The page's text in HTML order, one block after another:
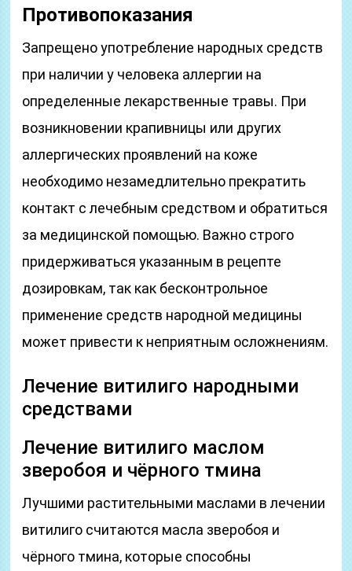
Противопоказания
Запрещено употребление народных средств
при наличии у человека аллергии на
определенные лекарственные травы. При
возникновении крапивницы или других
аллергических проявлений на коже
необходимо незамедлительно прекратить
контакт с лечебным средством и обратиться
за медицинской помощью. Важно строго
придерживаться указанным в рецепте
дозировкам, так как бесконтрольное
применение средств народной медицины
может привести к неприятным осложнениям.
Лечение витилиго народными
средствами
Лечение витилиго маслом
зверобоя и чёрного тмина
Лучшими растительными маслами в лечении
витилиго считаются масла зверобоя и
чёрного тмина, которые способны